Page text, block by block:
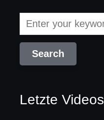
Letzte Videos